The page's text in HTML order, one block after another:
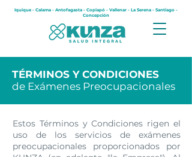
Iquique - Calama - Antofagasta - Copiapó - Vallenar - La Serena - Santiago -
Concepción
TÉRMINOS Y CONDICIONES
de Exámenes Preocupacionales
Estos Términos y Condiciones rigen el
uso de los servicios de exámenes
preocupacionales proporcionados por